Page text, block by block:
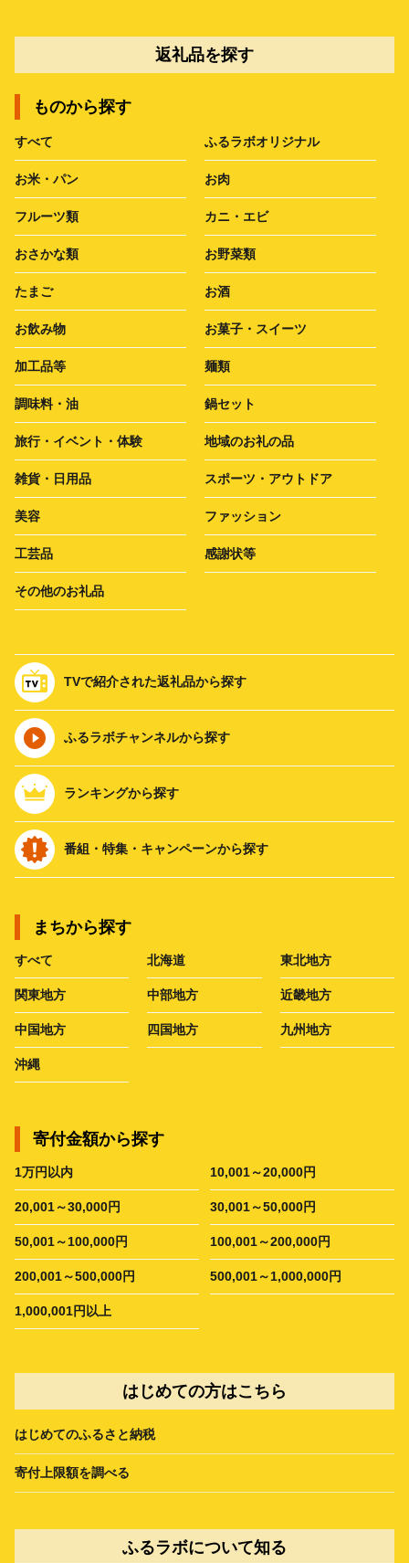
返礼品を探す
ものから探す
すべて ふるラボオリジナル
お米・パン お肉
フルーツ類 カニ・エビ
おさかな類 お野菜類
たまご お酒
お飲み物 お菓子・スイーツ
加工品等 麺類
調味料・油 鍋セット
旅行・イベント・体験 地域のお礼の品
雑貨・日用品 スポーツ・アウトドア
美容 ファッション
工芸品 感謝状等
その他のお礼品
TVで紹介された返礼品から探す
ふるラボチャンネルから探す
ランキングから探す
番組・特集・キャンペーンから探す
まちから探す
すべて 北海道 東北地方
関東地方 中部地方 近畿地方
中国地方 四国地方 九州地方
沖縄
寄付金額から探す
1万円以内 10,001～20,000円
20,001～30,000円 30,001～50,000円
50,001～100,000円 100,001～200,000円
200,001～500,000円 500,001～1,000,000円
1,000,001円以上
はじめての方はこちら
はじめてのふるさと納税
寄付上限額を調べる
ふるラボについて知る